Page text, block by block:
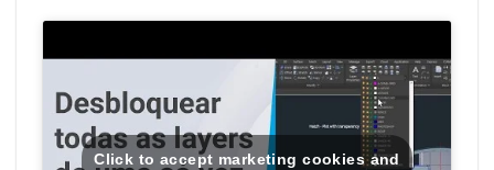
Click to accept marketing cookies and